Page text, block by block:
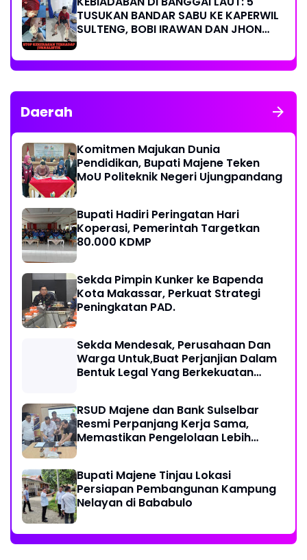
TUSUKAN BANDAR SABU KE KAPERWIL
SULTENG, BOBI IRAWAN DAN JHON
KERAS KINERJA POLRI!
Daerah
Komitmen Majukan Dunia
Pendidikan, Bupati Majene Teken
MoU Politeknik Negeri Ujungpandang
Bupati Hadiri Peringatan Hari
Koperasi, Pemerintah Targetkan
80.000 KDMP
Sekda Pimpin Kunker ke Bapenda
Kota Makassar, Perkuat Strategi
Peningkatan PAD.
Sekda Mendesak, Perusahaan Dan
Warga Untuk,Buat Perjanjian Dalam
Bentuk Legal Yang Berkekuatan
RSUD Majene dan Bank Sulselbar
Resmi Perpanjang Kerja Sama,
Memastikan Pengelolaan Lebih
Bupati Majene Tinjau Lokasi
Persiapan Pembangunan Kampung
Nelayan di Bababulo